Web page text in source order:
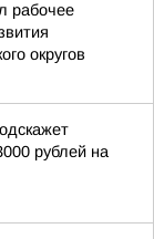
рабочее
округов
рублей на